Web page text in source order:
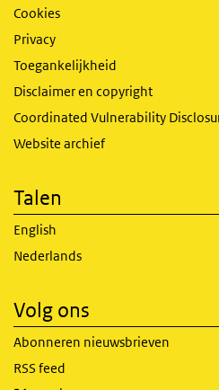
Cookies
Privacy
Toegankelijkheid
Disclaimer en copyright
Coordinated Vulnerability
Website archief
Talen
English
Nederlands
Volg ons
Abonneren nieuwsbrieven
RSS feed